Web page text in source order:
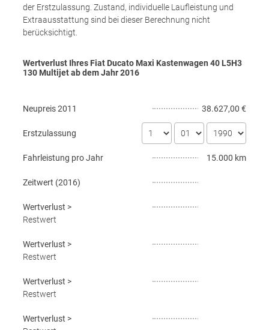
der Erstzulassung. Zustand, individuelle Laufleistung und
Extraausstattung sind bei dieser Berechnung nicht
berücksichtigt.
Wertverlust Ihres Fiat Ducato Maxi Kastenwagen 40 L5H3
130 Multijet ab dem Jahr2016
Neupreis2011 38.627,00 €
Erstzulassung
Fahrleistung pro Jahr 15.000 km
Zeitwert (2016)
Wertverlust >
Restwert
Wertverlust >
Restwert
Wertverlust >
Restwert
Wertverlust >